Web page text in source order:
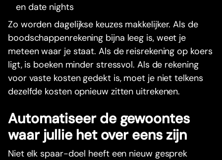
en date nights
Zo worden dagelijkse keuzes makkelijker. Als de
boodschappenrekening bijna leeg is, weet je
meteen waar je staat. Als de reisrekening op koers
ligt, is boeken minder stressvol. Als de rekening
voor vaste kosten gedekt is, moet je niet telkens
dezelfde kosten opnieuw zitten uitrekenen.
Automatiseer de gewoontes
waar jullie het over eens zijn
Niet elk spaar-doel heeft een nieuw gesprek